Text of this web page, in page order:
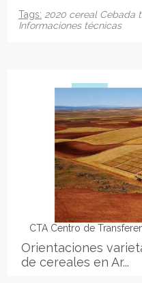
Tags: 2020 cereal Cebada
Informaciones técnicas
CTA Centro de
Orientaciones
de cereales en Ar...